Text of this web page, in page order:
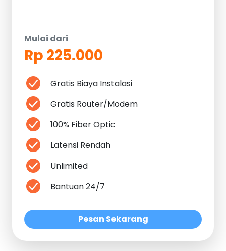
Mulai dari
Rp 225.000
Gratis Biaya Instalasi
Gratis Router/Modem
100% Fiber Optic
Latensi Rendah
Unlimited
Bantuan 24/7
Pesan Sekarang